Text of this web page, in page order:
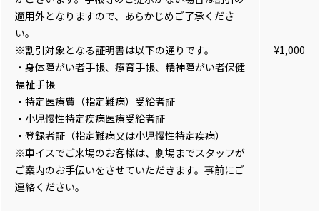
適用外となりますので、あらかじめご了承くださ
い。
※割引対象となる証明書は以下の通りです。
・身体障がい者手帳、療育手帳、精神障がい者保健
福祉手帳
・特定医療費（指定難病）受給者証
・小児慢性特定疾病医療受給者証
・登録者証（指定難病又は小児慢性特定疾病）
※車イスでご来場のお客様は、劇場までスタッフが
ご案内のお手伝いをさせていただきます。事前にご
連絡ください。
¥1,000